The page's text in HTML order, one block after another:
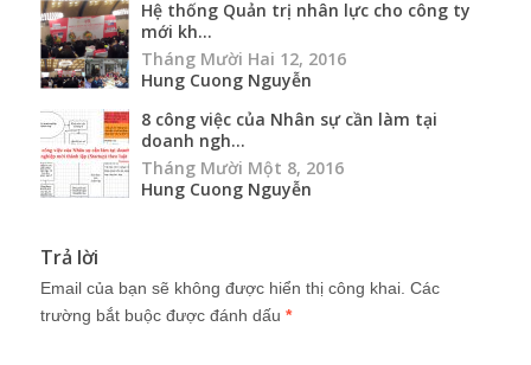
Hệ thống Quản trị nhân lực cho công ty
mới kh...
Tháng Mười Hai 12, 2016
Hung Cuong Nguyễn
8 công việc của Nhân sự cần làm tại
doanh ngh...
Tháng Mười Một 8, 2016
Hung Cuong Nguyễn
Trả lời
Email của bạn sẽ không được hiển thị công khai. Các
trường bắt buộc được đánh dấu *